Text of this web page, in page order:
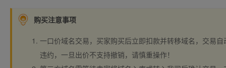
购买注意事项
一口价域名交易，买家购买后立即扣款并转移域名，交易
违约，一旦出价不支持撤销，请慎重操作！